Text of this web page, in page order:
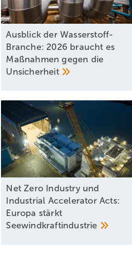
Ausblick der Wasserstoff-
Branche: 2026 braucht es
Maßnahmen gegen die
Unsicherheit
Net Zero Industry und
Industrial Accelerator Acts:
Europa stärkt
Seewindkraftindustrie